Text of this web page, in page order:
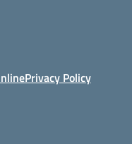
Privacy Policy